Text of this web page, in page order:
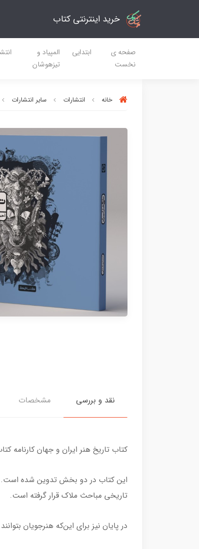
خرید اینترنتی کتاب
صفحه ی
نخست
ابتدایی
المپیاد و
تیزهوشان
خانه انتشارات سایر انتشارات
نقد و بررسی مشخصات
کتاب تاریخ هنر ایران و جهان کارنامه کتاب اثر
این کتاب در دو بخش تدوین شده است.
تاریخی مباحث ملاک قرار گرفته است.
در پایان نیز برای این‌که هنرجویان بتوانند به‌شکلی